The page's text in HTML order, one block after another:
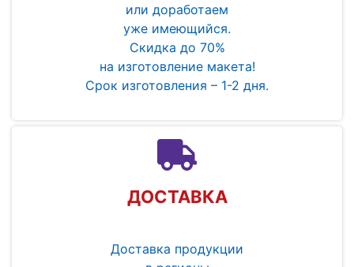
или доработаем
уже имеющийся.
Скидка до 70%
на изготовление макета!
Срок изготовления – 1-2 дня.
ДОСТАВКА
Доставка продукции